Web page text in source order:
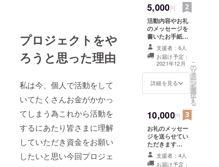
プロジェクトをや
ろうと思った理由
私は今、個人で活動をして
いてたくさんお金がかかっ
てしまう為これから活動を
するにあたり皆さまに理解
していただき資金をお願い
したいと思い今回プロジェ
5,000円
活動内容やお礼
のメッセージを
書いたお手紙を
送らせていただ
きます(*^^*) よ
ろしくお願いい
たします( ^-^)ノ
∠※。.:*:・'°☆
支援者：6人
お届け予定：
2021年12月
詳細を見る
こ
の
リ
タ
ー
ン
を
選
択
す
る
10,000円
お礼のメッセー
ジを送らせてい
ただきます
(*^^*) 私の今ま
での活動など
支援者：4人
お届け予定：